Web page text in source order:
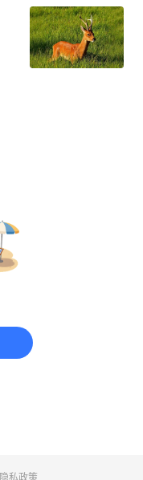
隐私政策